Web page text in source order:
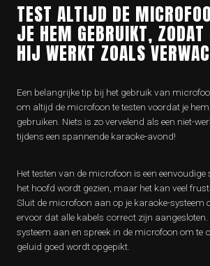
TEST ALTIJD DE
JE HEM GEBRUIKT,
HIJ WERKT ZOALS
Een belangrijke tip bij het gebruik van
om altijd de microfoon te testen voordat je
gebruiken. Niets is zo vervelend als een niet-
tijdens een spannende karaoke-avond!
Het testen van de microfoon is een
het hoofd wordt gezien, maar het kan veel
Sluit de microfoon aan op je karaoke-systeem
ervoor dat alle kabels correct zijn aangesloten.
systeem aan en spreek in de microfoon om te
geluid goed wordt opgepikt.